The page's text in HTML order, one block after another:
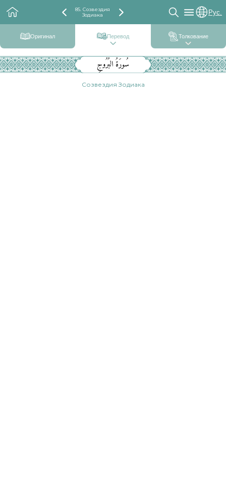
85. Созвездия
Зодиака
Рус.
Оригинал Перевод Толкование
سُورَةُ البُرُوجِ
Созвездия Зодиака